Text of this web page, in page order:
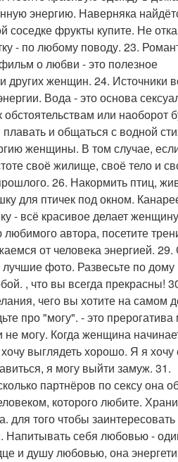
энергию. Наверняка
соседке фрукты купите. Не
- по любому поводу. 23.
о любви - это полезное
женщин. 24. Источники
Вода - это основа
или наоборот
и общаться с водной
женщины. В том случае,
своё жилище, своё тело и
26. Накормить птиц,
для птичек под окном.
- всё красивое делает
автора, посетите
от человека энергией.
фото. Развесьте по дому
, что вы всегда прекрасны!
чего вы хотите на самом
про "могу". - это
могу. Когда женщина
выглядеть хорошо. Я я хочу
я могу выйти замуж. 31.
партнёров по сексу она
которого любите.
для того чтобы
Напитывать себя любовью -
и душу любовью, она